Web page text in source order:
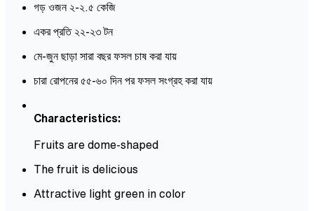
গড় ওজন ২-২.৫ কেজি
একর প্রতি ২২-২৩ টন
মে-জুন ছাড়া সারা বছর ফসল চাষ করা যায়
চারা রোপনের ৫৫-৬০ দিন পর ফসল সংগ্রহ করা যায়
Characteristics:
Fruits are dome-shaped
The fruit is delicious
Attractive light green in color